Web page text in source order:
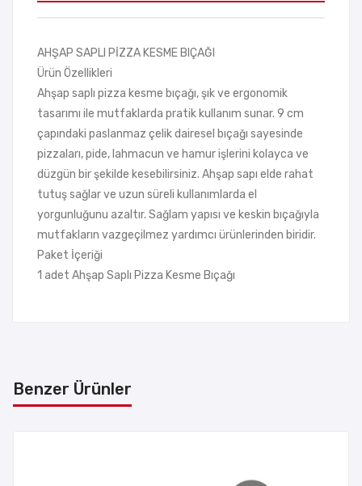
AHŞAP SAPLI PİZZA KESME BIÇAĞI
Ürün Özellikleri
Ahşap saplı pizza kesme bıçağı, şık ve ergonomik
tasarımı ile mutfaklarda pratik kullanım sunar. 9 cm
çapındaki paslanmaz çelik dairesel bıçağı sayesinde
pizzaları, pide, lahmacun ve hamur işlerini kolayca ve
düzgün bir şekilde kesebilirsiniz. Ahşap sapı elde rahat
tutuş sağlar ve uzun süreli kullanımlarda el
yorgunluğunu azaltır. Sağlam yapısı ve keskin bıçağıyla
mutfakların vazgeçilmez yardımcı ürünlerinden biridir.
Paket İçeriği
1 adet Ahşap Saplı Pizza Kesme Bıçağı
Benzer Ürünler